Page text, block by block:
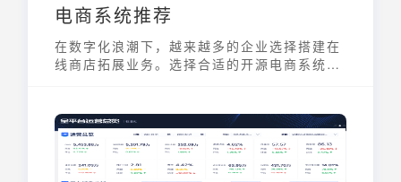
电商系统推荐
在数字化浪潮下，越来越多的企业选择搭建在
线商店拓展业务。选择合适的开源电商系统是
们提供免费的源代码，允许用户根据自身需求
进行二次开发和功能扩展，从而打造独一无二
的电商平台。本文将深入探讨几款受欢迎的开
源电商系统，帮助你找到最适合的解决方案。